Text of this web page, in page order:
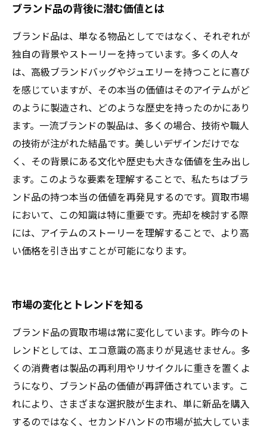
ブランド品の背後に潜む価値とは
ブランド品は、単なる物品としてではなく、それぞれが
独自の背景やストーリーを持っています。多くの人々
は、高級ブランドバッグやジュエリーを持つことに喜び
を感じていますが、その本当の価値はそのアイテムがど
のように製造され、どのような歴史を持ったのかにあり
ます。一流ブランドの製品は、多くの場合、技術や職人
の技術が注がれた結晶です。美しいデザインだけでな
く、その背景にある文化や歴史も大きな価値を生み出し
ます。このような要素を理解することで、私たちはブラ
ンド品の持つ本当の価値を再発見するのです。買取市場
において、この知識は特に重要です。売却を検討する際
には、アイテムのストーリーを理解することで、より高
い価格を引き出すことが可能になります。
市場の変化とトレンドを知る
ブランド品の買取市場は常に変化しています。昨今のト
レンドとしては、エコ意識の高まりが見逃せません。多
くの消費者は製品の再利用やリサイクルに重きを置くよ
うになり、ブランド品の価値が再評価されています。こ
れにより、さまざまな選択肢が生まれ、単に新品を購入
するのではなく、セカンドハンドの市場が拡大していま